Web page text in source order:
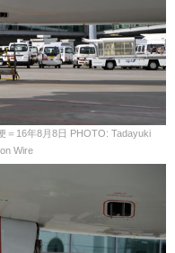
＝16年8月8日 PHOTO: Tadayuki
Wire